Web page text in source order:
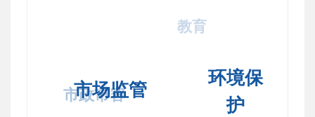
市场监管
市政市容
环境保
护
教育